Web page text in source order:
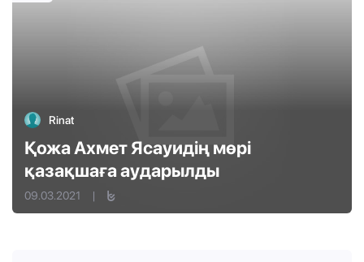
Rinat
Қожа Ахмет Ясауидің мөрі
қазақшаға аударылды
09.03.2021 |